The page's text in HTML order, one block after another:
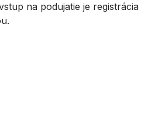
na podujatie je registrácia